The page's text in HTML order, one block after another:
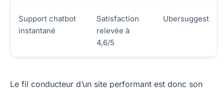
Support chatbot
instantané
Satisfaction
relevée à
4,6/5
Ubersuggest
Le fil conducteur d’un site performant est donc son